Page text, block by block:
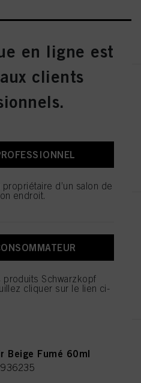
Cendré 60ml
ET ACHETER
ET ACHETER
Beige Fumé 60ml
en ligne est
clients
d’un salon de
endroit.
Schwarzkopf
cliquer sur le lien ci-